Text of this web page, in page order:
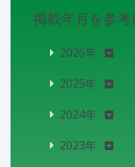
掲載年月を参
2026年
2025年
2024年
2023年